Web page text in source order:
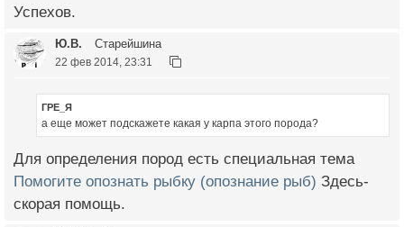
Успехов.
Ю.В. Старейшина
22 фев 2014, 23:31
ГРЕ_Я
а еще может подскажете какая у карпа этого порода?
Для определения пород есть специальная тема
Помогите опознать рыбку (опознание рыб) Здесь-
скорая помощь.